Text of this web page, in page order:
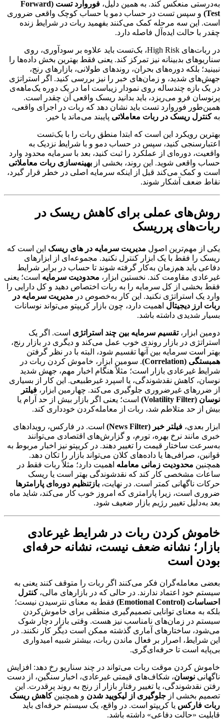
به‌درستی منعکس کند. به همین دلیل،
فوروارد تست (Forward
Test) و سپس تست در حساب دمو یا حساب کوچک واقعی ضروری
است. این سه مرحله کمک می‌کنند بفهمید ربات در شرایط زنده
چقدر با حالت ایده‌آل فاصله دارد.
در ربات‌های High Risk، بک‌تست باید علاوه بر سودآوری، روی
سناریوهای بدبینانه نیز تمرکز کند. یعنی فقط بهترین بخش داده‌ها را
نبینید؛ بلکه دوره‌های بحران، روندهای طولانی، بازارهای رنج،
جهش‌های شدید، و زمان‌های خبر را نیز بررسی کنید. اگر استراتژی
در یک بازه چندساله روی نمودار زیباست اما در یک دوره یک‌ماهه‌ی
پرنوسان فرو می‌ریزد، باید بدانید ریسک واقعی آن چقدر است.
همین‌طور فوروارد تست باید نشان دهد که ربات در اجرای واقعی،
بهکنترل ریسک در ربات معاملاتی پایبند می‌ماند یا خیر.
بهترین رویکرد این است که ابتدا منطق ربات را با بک‌تست
اعتبارسنجی کنید، سپس در حساب دمو و با شرایط نزدیک به
واقعیت، دوره‌ای از عملکرد را ثبت کنید، بعد با سرمایه محدود وارد
حساب واقعی شوید. این روند، بخشی از بهینه‌سازی ربات معاملاتی
است و کمک می‌کند قبل از اینکه سرمایه اصلی در خطر قرار گیرد،
نقاط ضعف آشکار شوند.
روش‌های عملی برای کاهش ریسک در
ربات‌های پرریسک
یکی از مهم‌ترین اصول مدیریت سرمایه در های ریسک این است که
ریسک را فقط با یک ابزار کنترل نکنید. مجموعه‌ای از ابزارهای
دفاعی باید هم‌زمان به‌کار گرفته شوند تا حساب در برابر شرایط
غیرعادی مقاومت کند. نخستین ابزار، محدودیت سرمایه است؛ یعنی
فقط بخشی از کل سرمایه را به ربات اختصاص دهید و کل دارایی را
وارد یک استراتژی نکنید. این کار به‌خصوص در مدیریت سرمایه در
ربات ارز دیجیتال اهمیت دارد، چون بازار کریپتو می‌تواند نوسانات
بسیار شدیدی داشته باشد.
دومین ابزار،تقسیم سرمایه بین چند استراتژی است. اگر یک
استراتژی در بازار روندی خوب عمل می‌کند و دیگری در بازار رنج،
بهتر است سرمایه بین آنها تقسیم شود، البته با در نظر گرفتن
همبستگی (Correlation)
. سومین ابزار، خاموش کردن ربات در
شرایط غیرعادی بازار است؛ مثلاً هنگام اخبار مهم، جهش شدید
نوسان، کاهش نقدشوندگی، یا اسپرد غیرطبیعی. این کار از بسیاری
از ضررهای غیرضروری جلوگیری می‌کند. چهارمین ابزار، فیلتر
نوسان (Volatility Filter)
است؛ یعنی اگر بازار بیش از حد آرام یا
بیش از حد متلاطم شد، ربات از معامله‌کردن خودداری کند.
ابزار بعدی، فیلتر خبر (News Filter)
است. در فارکس، رویدادهای
خبری مانند نرخ بهره، تورم، و گزارش‌های اقتصادی می‌توانند
به‌سرعت ساختار قیمت را تغییر دهند. در کریپتو نیز اخبار مربوط به
قوانین، صرافی‌ها یا داده‌های کلان می‌تواند بازار را تکان دهد.
همچنین محدودیت زمانی معامله اهمیت دارد؛ مثلاً ربات فقط در
ساعات مشخصی کار کند که نقدشوندگی بهتر است یا ریسک
حرکات ناگهانی کمتر است. در نهایت، بازتنظیم دوره‌ای پارامترها
ضروری است، زیرا پارامتری که امروز خوب کار می‌کند، شاید ماه
بعد به‌دلیل تغییر رژیم بازار ضعیف شود.
خاموش کردن ربات در شرایط غیرعادی
بازار؛ نشانه ضعف نیست، نشانه حرفه‌ای
بودن است
بعضی معامله‌گران فکر می‌کنند اگر ربات را متوقف کنند یعنی به
سیستم خود اعتماد ندارند. در حالی که در بازارهای مالی،کنترل
احساسات (Emotional Control)
فقط به معنای نترسیدن نیست؛
بلکه به معنای توانایی تصمیم‌گیری منطقی برای خاموش‌کردن
سیستم در زمان‌های نامناسب نیز هست. وقتی بازار دچار شوک
می‌شود، ساختارهای آماری گذشته ممکن است دیگر کار نکنند. در
این شرایط، اصرار بر فعال ماندن ربات، بیشتر شبیه امیدواری
بی‌پایه است تا حرفه‌ای‌گری.
خاموش کردن موقت ربات می‌تواند در چند سناریو رخ دهد: افزایش
ناگهانی نوسان، شکاف‌های قیمتی غیرعادی، اخبار سنگین، از دست
رفتن نقدشوندگی، یا تغییر رفتار بازار از رنج به روند پرقدرت. این
تصمیم بخشی از جلوگیری از لیکویید شدن و همچنینکاهش ریسک
ربات فارکس یا کریپتو است. در واقع، یک سیستم حرفه‌ای باید
قابلیت «حالت دفاعی» داشته باشد.